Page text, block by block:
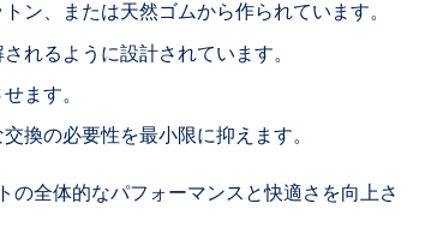
ン、または天然ゴムから作られています。
れるように設計されています。
ます。
換の必要性を最小限に抑えます。
の全体的なパフォーマンスと快適さを向上さ